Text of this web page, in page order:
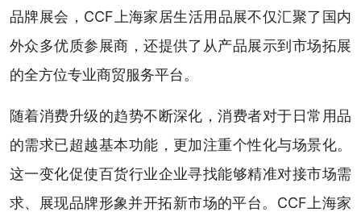
品牌展会，CCF上海家居生活用品展不仅汇聚了国内
外众多优质参展商，还提供了从产品展示到市场拓展
的全方位专业商贸服务平台。
随着消费升级的趋势不断深化，消费者对于日常用品
的需求已超越基本功能，更加注重个性化与场景化。
这一变化促使百货行业企业寻找能够精准对接市场需
求、展现品牌形象并开拓新市场的平台。CCF上海家